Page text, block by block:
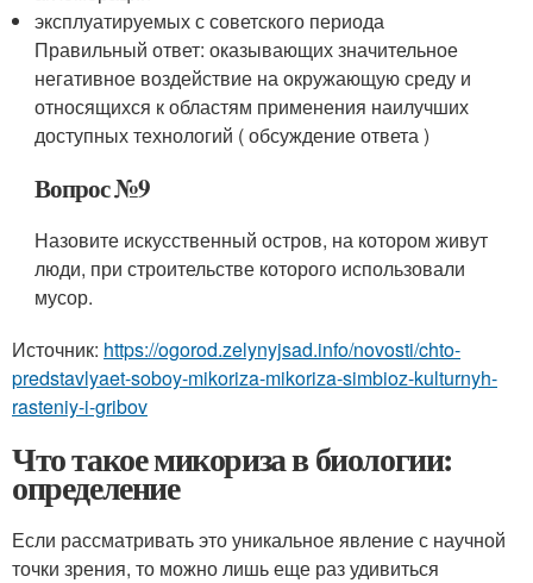
эксплуатируемых с советского периода
Правильный ответ: оказывающих значительное
негативное воздействие на окружающую среду и
относящихся к областям применения наилучших
доступных технологий ( обсуждение ответа )
Вопрос №9
Назовите искусственный остров, на котором живут
люди, при строительстве которого использовали
мусор.
Источник: https://ogorod.zelynyjsad.info/novosti/chto-
predstavlyaet-soboy-mikoriza-mikoriza-simbioz-kulturnyh-
rasteniy-i-gribov
Что такое микориза в биологии:
определение
Если рассматривать это уникальное явление с научной
точки зрения, то можно лишь еще раз удивиться